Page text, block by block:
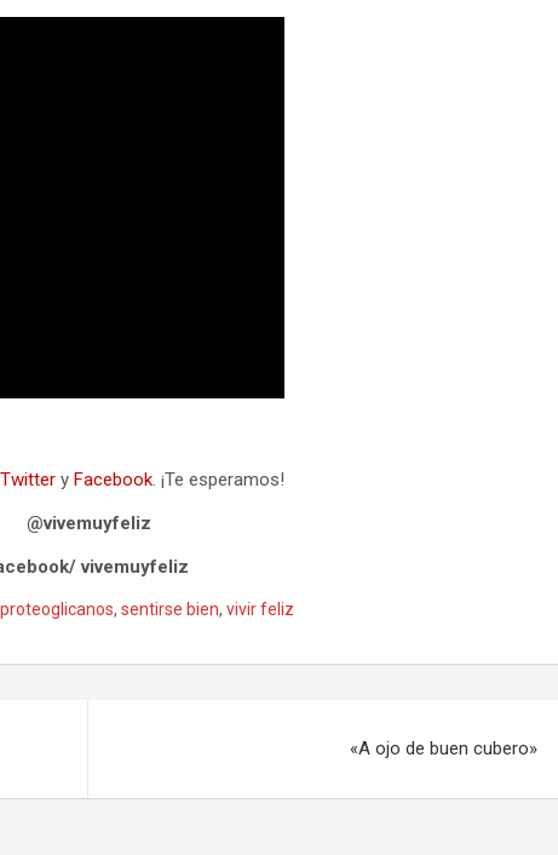
TwitteryFacebook. ¡Te esperamos!
@vivemuyfeliz
vivemuyfeliz
proteoglicanos,sentirse bien,vivir feliz
«A ojo de buen cubero»